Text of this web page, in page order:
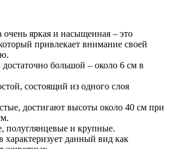
очень яркая и насыщенная – это
привлекает внимание своей
достаточно большой – около 6 см в
состоящий из одного слоя
достигают высоты около 40 см при
полуглянцевые и крупные.
данный вид как